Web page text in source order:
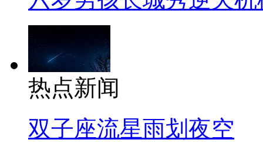
热点新闻
双子座流星雨划夜空